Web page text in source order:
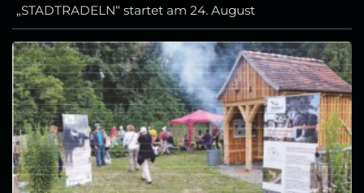
„STADTRADELN“ startet am 24. August